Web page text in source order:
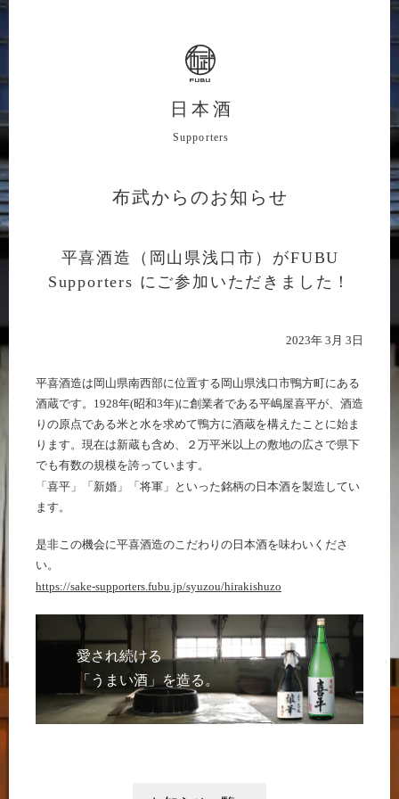
日本酒
Supporters
布武からのお知らせ
平喜酒造（岡山県浅口市）がFUBU
Supporters にご参加いただきました！
2023年 3月 3日
平喜酒造は岡山県南西部に位置する岡山県浅口市鴨方町にある
酒蔵です。1928年(昭和3年)に創業者である平嶋屋喜平が、酒造
りの原点である米と水を求めて鴨方に酒蔵を構えたことに始ま
ります。現在は新蔵も含め、２万平米以上の敷地の広さで県下
でも有数の規模を誇っています。
「喜平」「新婚」「将軍」といった銘柄の日本酒を製造してい
ます。
是非この機会に平喜酒造のこだわりの日本酒を味わいくださ
い。
https://sake-supporters.fubu.jp/syuzou/hirakishuzo
愛され続ける
「うまい酒」を造る。